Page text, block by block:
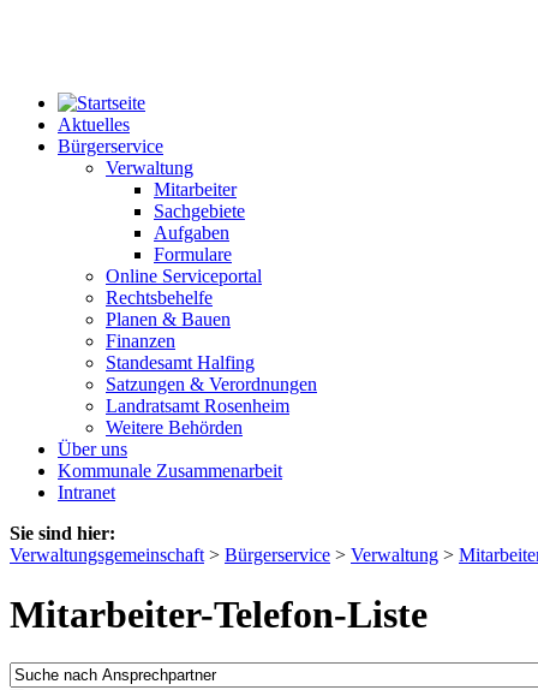
Aktuelles
Bürgerservice
Verwaltung
Mitarbeiter
Sachgebiete
Aufgaben
Formulare
Online Serviceportal
Rechtsbehelfe
Planen & Bauen
Finanzen
Standesamt Halfing
Satzungen & Verordnungen
Landratsamt Rosenheim
Weitere Behörden
Über uns
Kommunale Zusammenarbeit
Intranet
Sie sind hier:
Verwaltungsgemeinschaft > Bürgerservice > Verwaltung >
Mitarbeiter-Telefon-Liste